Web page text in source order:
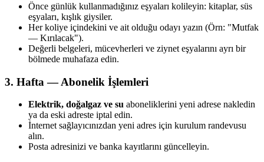
Önce günlük kullanmadığınız eşyaları kolileyin: kitaplar, süs
eşyaları, kışlık giysiler.
Her koliye içindekini ve ait olduğu odayı yazın (Örn: "Mutfak
— Kırılacak").
Değerli belgeleri, mücevherleri ve ziynet eşyalarını ayrı bir
bölmede muhafaza edin.
3. Hafta — Abonelik İşlemleri
Elektrik, doğalgaz ve su aboneliklerini yeni adrese nakledin
ya da eski adreste iptal edin.
İnternet sağlayıcınızdan yeni adres için kurulum randevusu
alın.
Posta adresinizi ve banka kayıtlarını güncelleyin.